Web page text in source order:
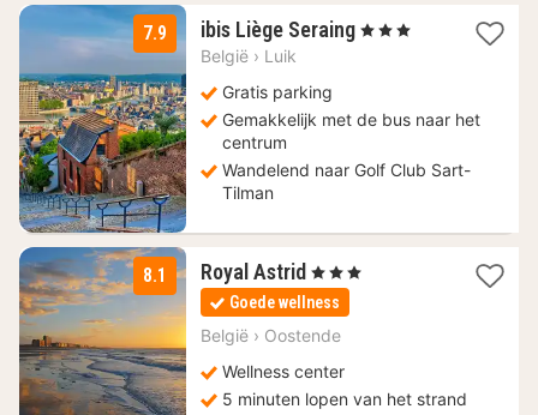
7.9 ibis Liège Seraing 1
€
, 3 Sterren
België › Luik
Gratis parking
Gemakkelijk met de bus naar het
centrum
Wandelend naar Golf Club Sart-
Tilman
8.1 Royal Astrid 2
nachten
vanaf
88
, 3 Sterren
Goede wellness
België › Oostende
Wellness center
5 minuten lopen van het strand